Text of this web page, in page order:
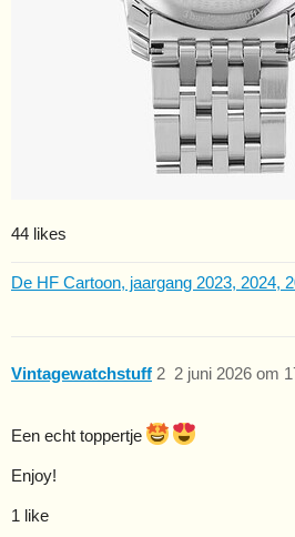
44 likes
De HF Cartoon, jaargang 2023, 2024,
Vintagewatchstuff 2 juni 2026 om
2
Een echt toppertje
Enjoy!
1 like